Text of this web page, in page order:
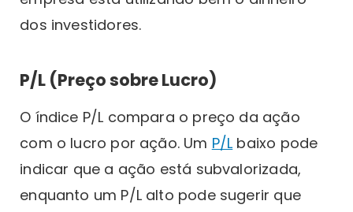
dos investidores.
P/L (Preço sobre Lucro)
O índice P/L compara o preço da ação
com o lucro por ação. Um P/L baixo pode
indicar que a ação está subvalorizada,
enquanto um P/L alto pode sugerir que